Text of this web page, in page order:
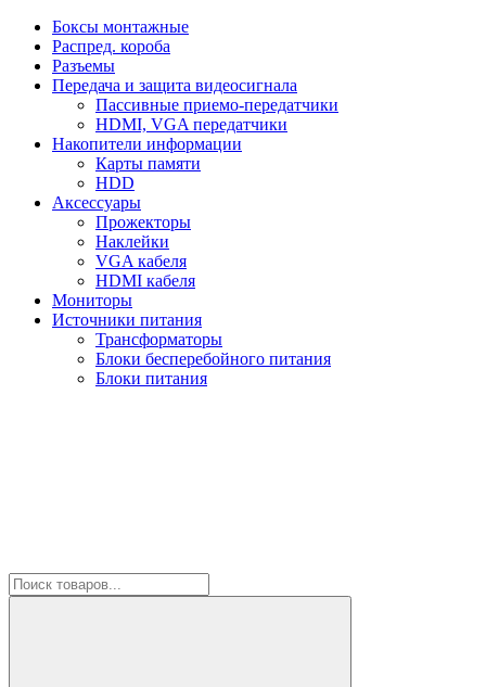
Боксы монтажные
Распред. короба
Разъемы
Передача и защита видеосигнала
Пассивные приемо-передатчики
HDMI, VGA передатчики
Накопители информации
Карты памяти
HDD
Аксессуары
Прожекторы
Наклейки
VGA кабеля
HDMI кабеля
Мониторы
Источники питания
Трансформаторы
Блоки бесперебойного питания
Блоки питания